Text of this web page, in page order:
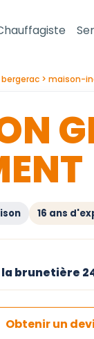
bergerac maison-
16 ans
brunetière
Obtenir un